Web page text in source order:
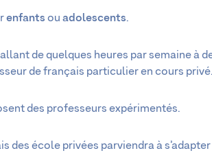
enfants ouadolescents.
de quelques heures par semaine à
de français particulier en cours privé.
des professeurs expérimentés.
des école privées parviendra à